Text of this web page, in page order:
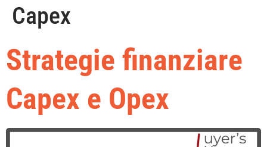
Capex
Strategie finanziare
Capex e Opex